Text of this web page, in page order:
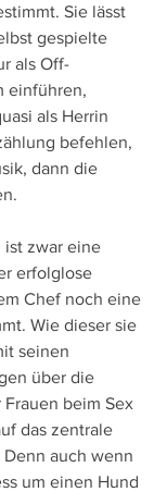
Sie lässt
gespielte
als Off-
einführen,
als Herrin
befehlen,
dann die
ist zwar eine
erfolglose
Chef noch eine
Wie dieser sie
seinen
über die
beim Sex
das zentrale
auch wenn
um einen Hund